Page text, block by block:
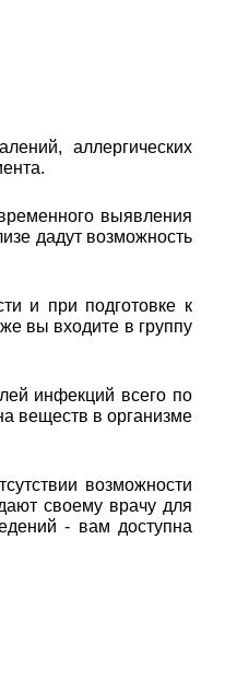
аллергических
выявления
дадут возможность
и при подготовке к
вы входите в группу
инфекций всего по
веществ в организме
возможности
своему врачу для
- вам доступна